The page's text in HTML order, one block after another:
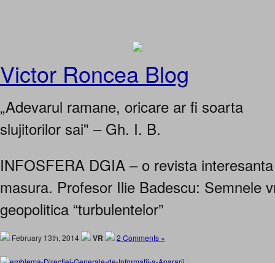
Victor Roncea Blog
„Adevarul ramane, oricare ar fi soarta
slujitorilor sai" – Gh. I. B.
INFOSFERA DGIA – o revista
masura. Profesor Ilie Badescu: Semnele
geopolitica “turbulentelor”
February 13th, 2014 VR 2 Comments »